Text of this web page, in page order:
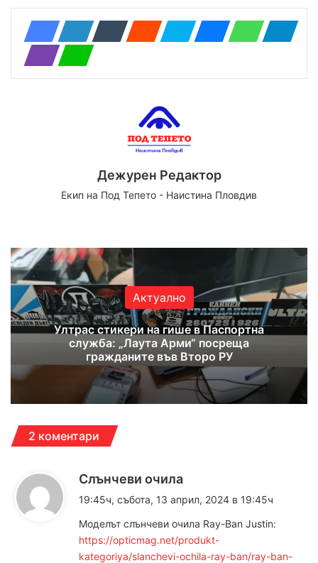
Дежурен Редактор
Екип на Под Тепето - Наистина Пловдив
Актуално
Ултрас стикери на гише в Паспортна
служба: „Лаута Арми“ посреща
гражданите във Второ РУ
2 коментари
Слънчеви очила
а
:
19:45ч, събота, 13 април, 2024 в 19:45ч
Моделът слънчеви очила Ray-Ban Justin:
https://opticmag.net/produkt-
kategoriya/slanchevi-ochila-ray-ban/ray-ban-